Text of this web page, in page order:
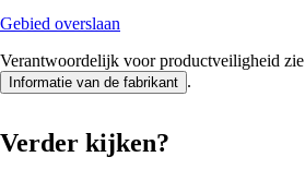
Gebied overslaan
Verantwoordelijk voor productveiligheid zie
Informatie van de fabrikant .
Verder kijken?